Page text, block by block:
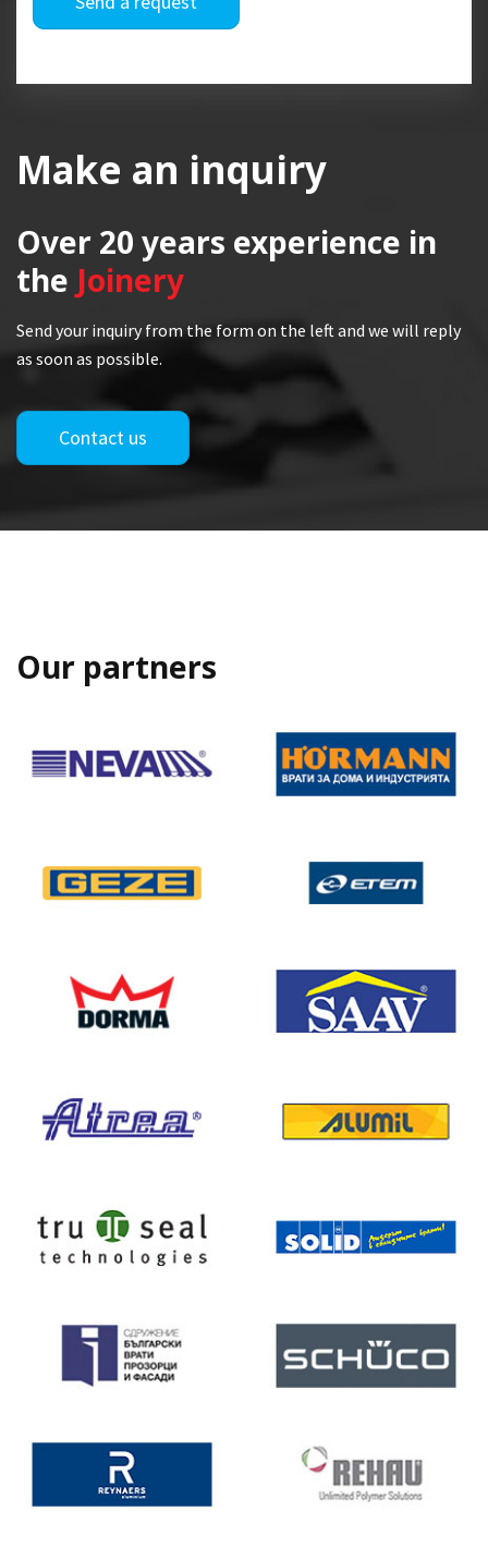
Make an inquiry
Over 20 years experience in
the Joinery
Send your inquiry from the form on the left and we will reply
as soon as possible.
Contact us
Our partners